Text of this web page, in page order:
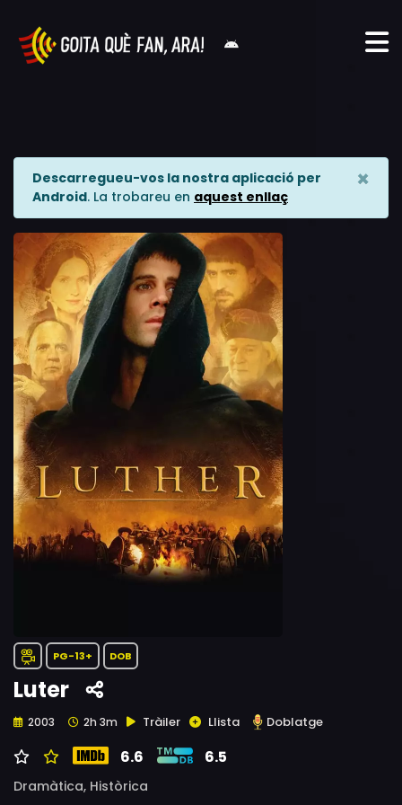
Descarregueu-vos la nostra aplicació per
Android. La trobareu en aquest enllaç
×
PG-13+ DOB
Luter
2003 2h 3m Tràiler Llista Doblatge
6.6 6.5
Dramàtica, Històrica